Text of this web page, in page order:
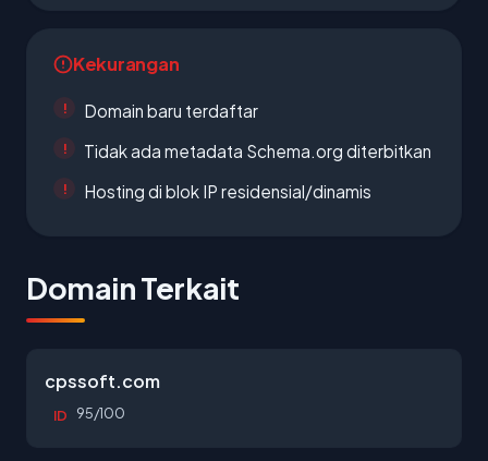
Kekurangan
Domain baru terdaftar
Tidak ada metadata Schema.org diterbitkan
Hosting di blok IP residensial/dinamis
Domain Terkait
cpssoft.com
ID 95/100